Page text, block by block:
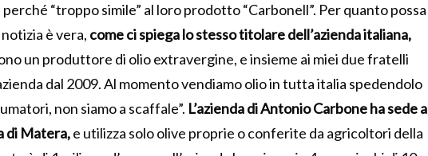
“troppo simile” al loro prodotto “Carbonell”. Per quanto possa
è vera, come ci spiega lo stesso titolare dell’azienda italiana,
un produttore di olio extravergine, e insieme ai miei due fratelli
dal 2009. Al momento vendiamo olio in tutta italia spedendolo
non siamo a scaffale”. L’azienda di Antonio Carbone ha sede a
di Matera,e utilizza solo olive proprie o conferite da agricoltori della